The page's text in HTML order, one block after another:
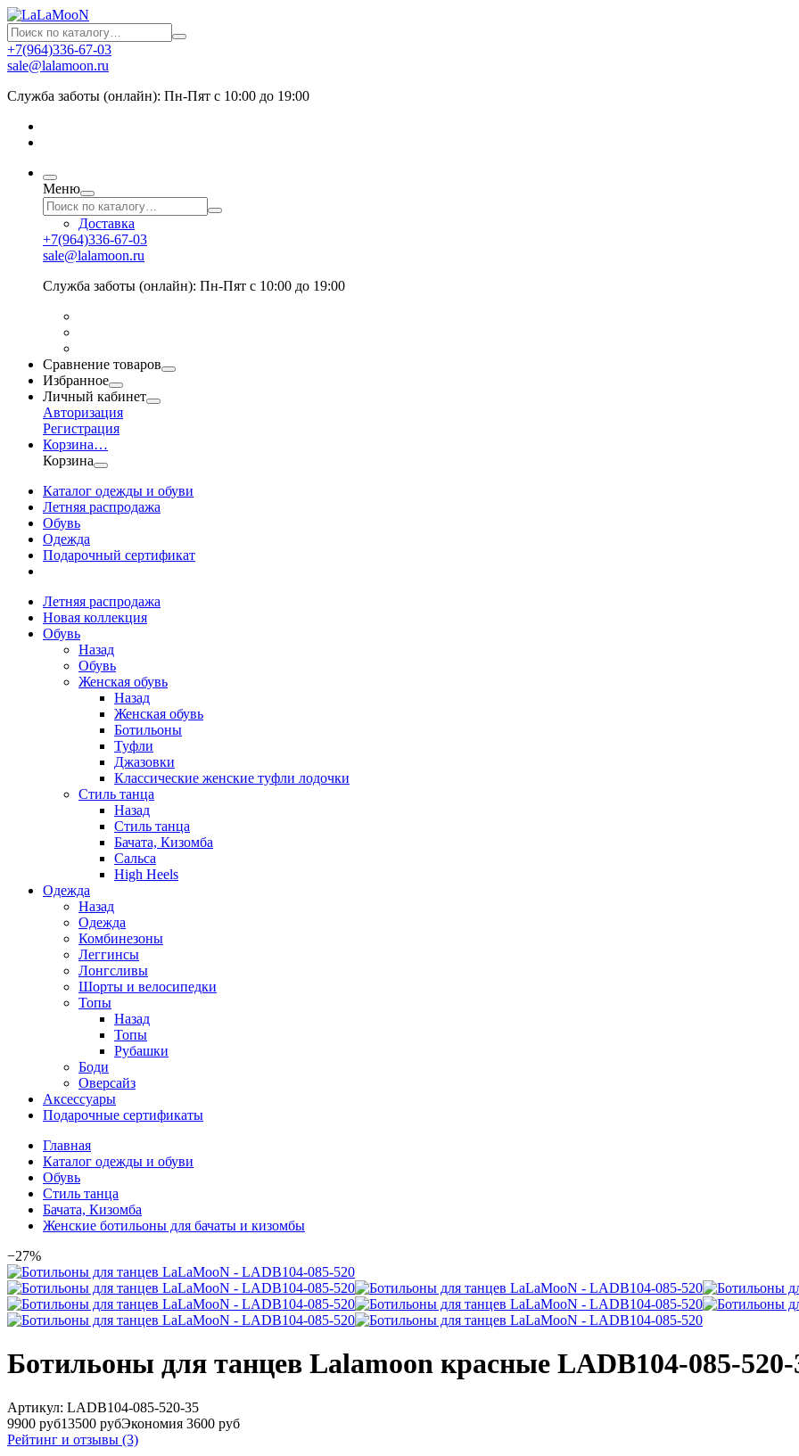
+7(964)336-67-03
sale@lalamoon.ru
Служба заботы (онлайн): Пн-Пят с 10:00 до 19:00
Меню
Доставка
+7(964)336-67-03
sale@lalamoon.ru
Служба заботы (онлайн): Пн-Пят с 10:00 до 19:00
Сравнение товаров
Избранное
Личный кабинет
Авторизация
Регистрация
Корзина…
Корзина
Каталог одежды и обуви
Летняя распродажа
Обувь
Одежда
Подарочный сертификат
Летняя распродажа
Новая коллекция
Обувь
Назад
Обувь
Женская обувь
Назад
Женская обувь
Ботильоны
Туфли
Джазовки
Классические женские туфли лодочки
Стиль танца
Назад
Стиль танца
Бачата, Кизомба
Сальса
High Heels
Одежда
Назад
Одежда
Комбинезоны
Леггинсы
Лонгсливы
Шорты и велосипедки
Топы
Назад
Топы
Рубашки
Боди
Оверсайз
Аксессуары
Подарочные сертификаты
Главная
Каталог одежды и обуви
Обувь
Стиль танца
Бачата, Кизомба
Женские ботильоны для бачаты и кизомбы
−27%
Ботильоны для танцев Lalamoon красные LADB104-085-520-
Артикул: LADB104-085-520-35
9900 руб13500 рубЭкономия 3600 руб
Рейтинг и отзывы (3)